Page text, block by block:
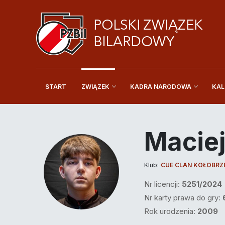
START ZWIĄZEK KADRA NARODOWA
Klub: CUE CLAN
Nr licencji: 5251/2024
Nr karty prawa do gry:
Rok urodzenia: 2009